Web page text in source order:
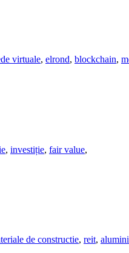
virtuale, elrond, blockchain,
, investiție, fair value,
de constructie, reit,